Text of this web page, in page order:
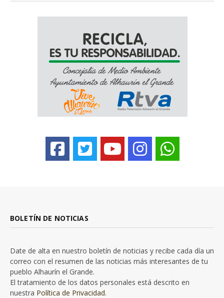
BOLETÍN DE NOTICIAS
Date de alta en nuestro boletín de noticias y recibe cada día un
correo con el resumen de las noticias más interesantes de tu
pueblo Alhaurín el Grande.
El tratamiento de los datos personales está descrito en
nuestra Política de Privacidad.